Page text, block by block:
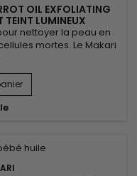
OIL EXFOLIATING
LUMINEUX
nettoyer la peau en
mortes. Le Makari
Soap contribue à
tout en laissant la
Enrichi en huile
il aide à...